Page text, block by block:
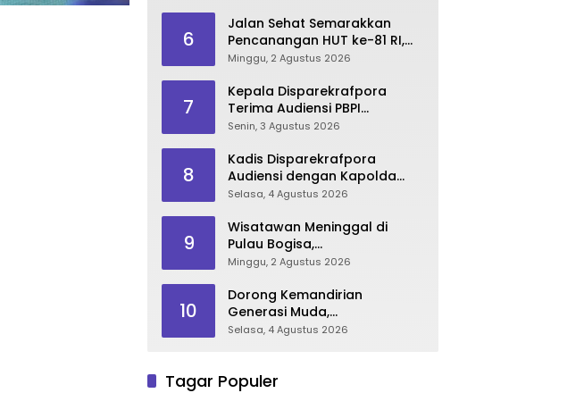
6
Jalan Sehat Semarakkan
Pencanangan HUT ke-81 RI,
Danau Perintis Jadi Etalase
Minggu, 2 Agustus 2026
7
Kepala Disparekrafpora
Terima Audiensi PBPI
Gorontalo.
Senin, 3 Agustus 2026
8
Kadis Disparekrafpora
Audiensi dengan Kapolda
Gorontalo, Perkuat Sinergi
Karnaval Karawo 2026
Selasa, 4 Agustus 2026
9
Wisatawan Meninggal di
Pulau Bogisa,
Disparekrafpora Sampaikan
Keselamatan
Minggu, 2 Agustus 2026
10
Dorong Kemandirian
Generasi Muda,
Disparekrafpora Galang
Selasa, 4 Agustus 2026
Tagar Populer